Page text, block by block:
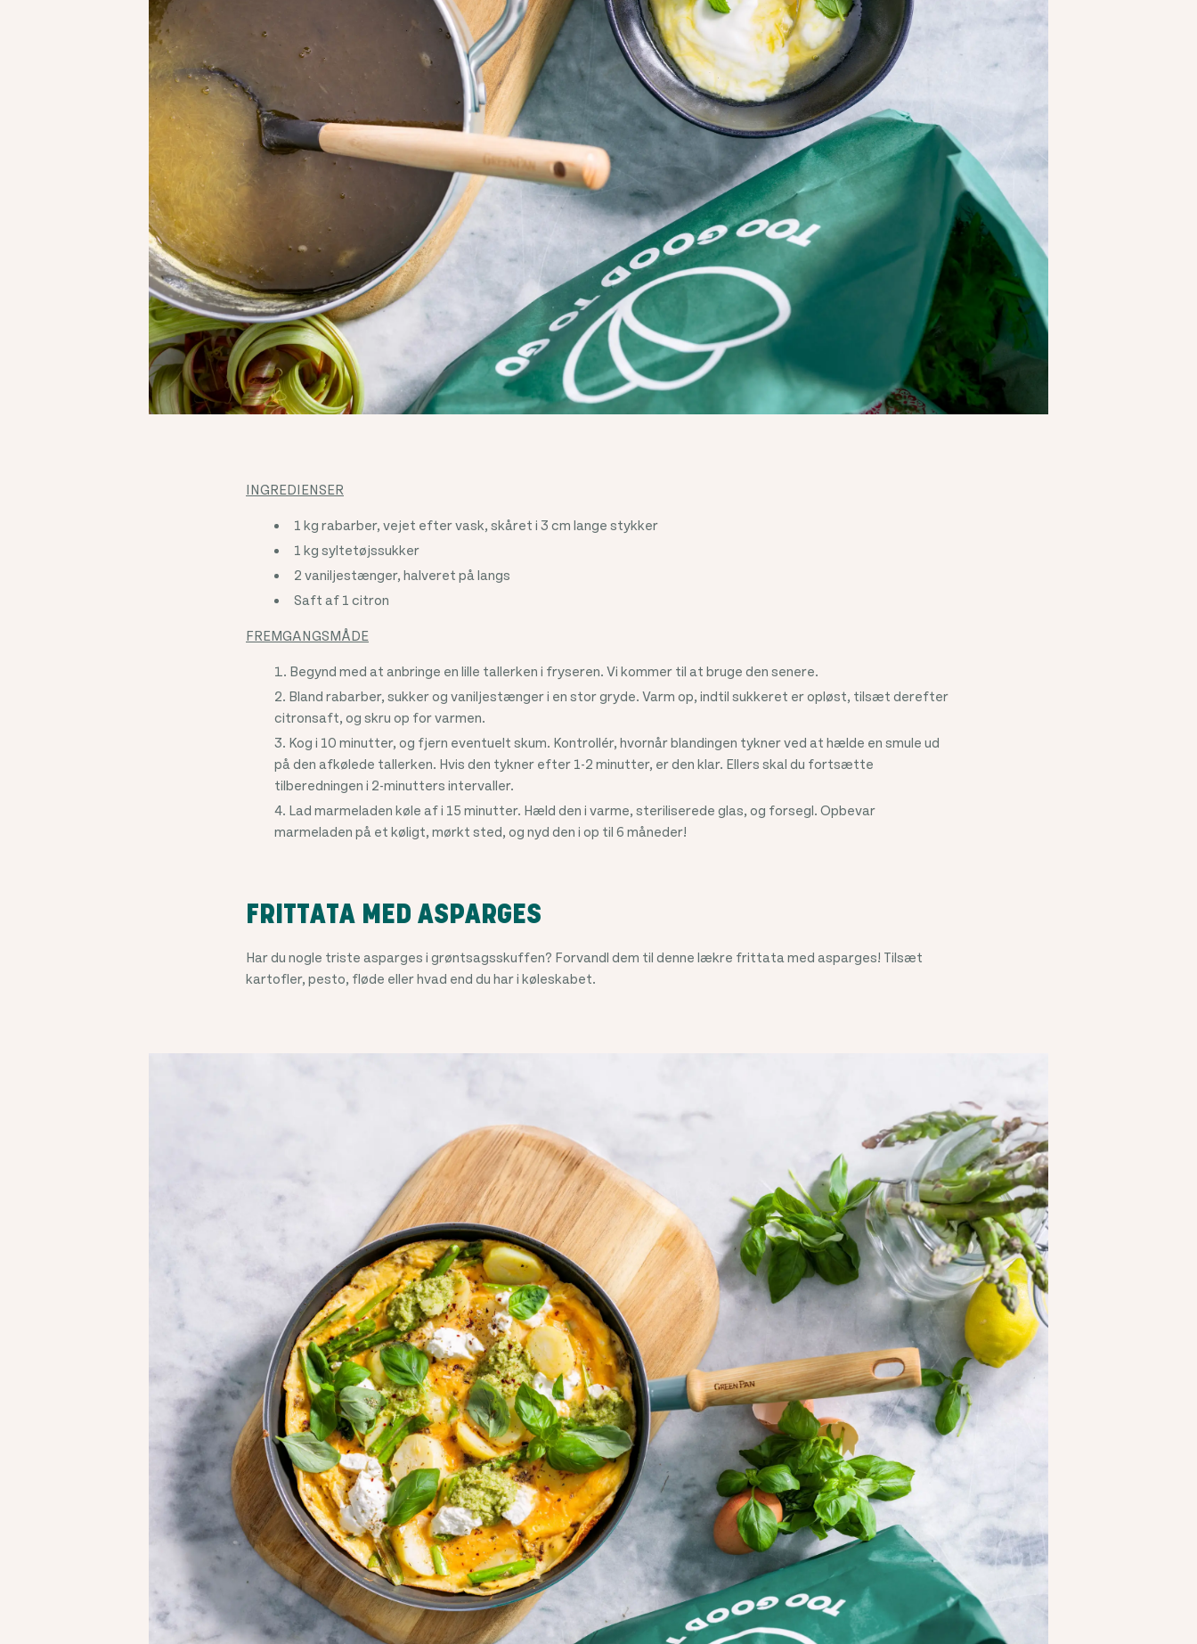
INGREDIENSER
1 kg rabarber, vejet efter vask, skåret i 3 cm lange stykker
1 kg syltetøjssukker
2 vaniljestænger, halveret på langs
Saft af 1 citron
FREMGANGSMÅDE
Begynd med at anbringe en lille tallerken i fryseren. Vi kommer til at bruge den senere.
Bland rabarber, sukker og vaniljestænger i en stor gryde. Varm op, indtil sukkeret er opløst, tilsæt derefter
citronsaft, og skru op for varmen.
Kog i 10 minutter, og fjern eventuelt skum. Kontrollér, hvornår blandingen tykner ved at hælde en smule ud
på den afkølede tallerken. Hvis den tykner efter 1-2 minutter, er den klar. Ellers skal du fortsætte
tilberedningen i 2-minutters intervaller.
Lad marmeladen køle af i 15 minutter. Hæld den i varme, steriliserede glas, og forsegl. Opbevar
marmeladen på et køligt, mørkt sted, og nyd den i op til 6 måneder!
FRITTATA MED ASPARGES
Har du nogle triste asparges i grøntsagsskuffen? Forvandl dem til denne lækre frittata med asparges! Tilsæt
kartofler, pesto, fløde eller hvad end du har i køleskabet.